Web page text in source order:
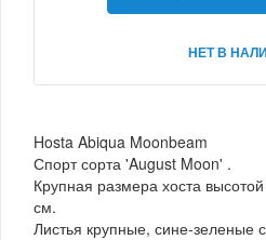
НЕТ В
Hosta Abiqua Moonbeam
Спорт сорта 'August Moon' .
Крупная размера хоста
см.
Листья крупные, сине-зеленые